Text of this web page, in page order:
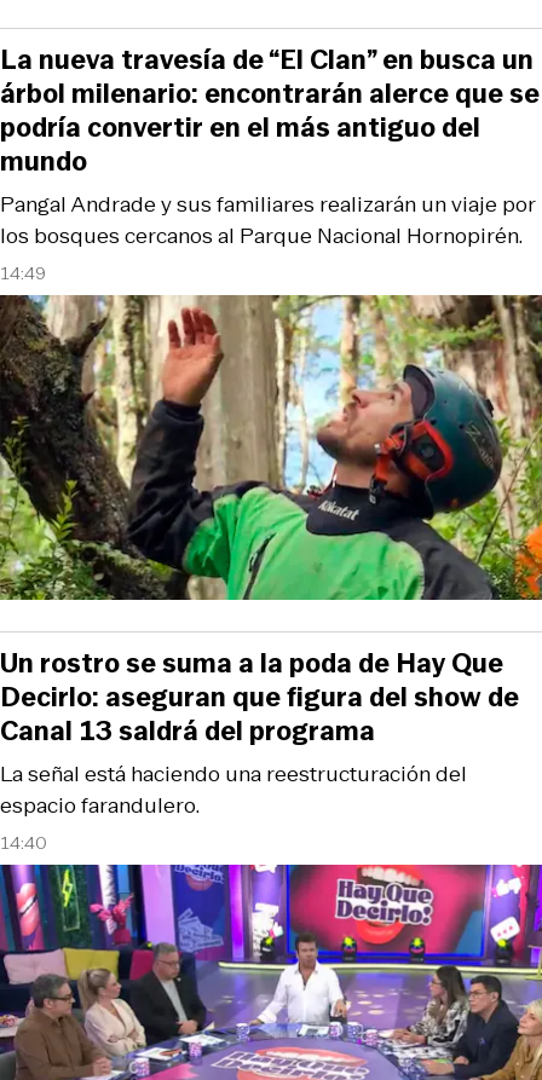
14:49
Pangal Andrade y sus familiares realizarán un viaje por
los bosques cercanos al Parque Nacional Hornopirén.
La nueva travesía de “El Clan” en busca un
árbol milenario: encontrarán alerce que se
podría convertir en el más antiguo del
mundo
14:40
La señal está haciendo una reestructuración del
espacio farandulero.
Un rostro se suma a la poda de Hay Que
Decirlo: aseguran que figura del show de
Canal 13 saldrá del programa